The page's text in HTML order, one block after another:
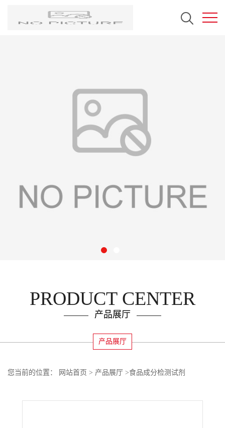
PRODUCT CENTER
产品展厅
产品展厅
您当前的位置： 网站首页 > 产品展厅 >食品成分检测试剂